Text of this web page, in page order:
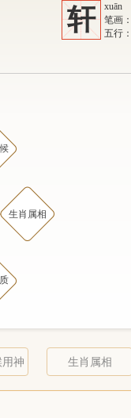
轩
xuān
笔画
五行：
生肖属相
神 生肖属相